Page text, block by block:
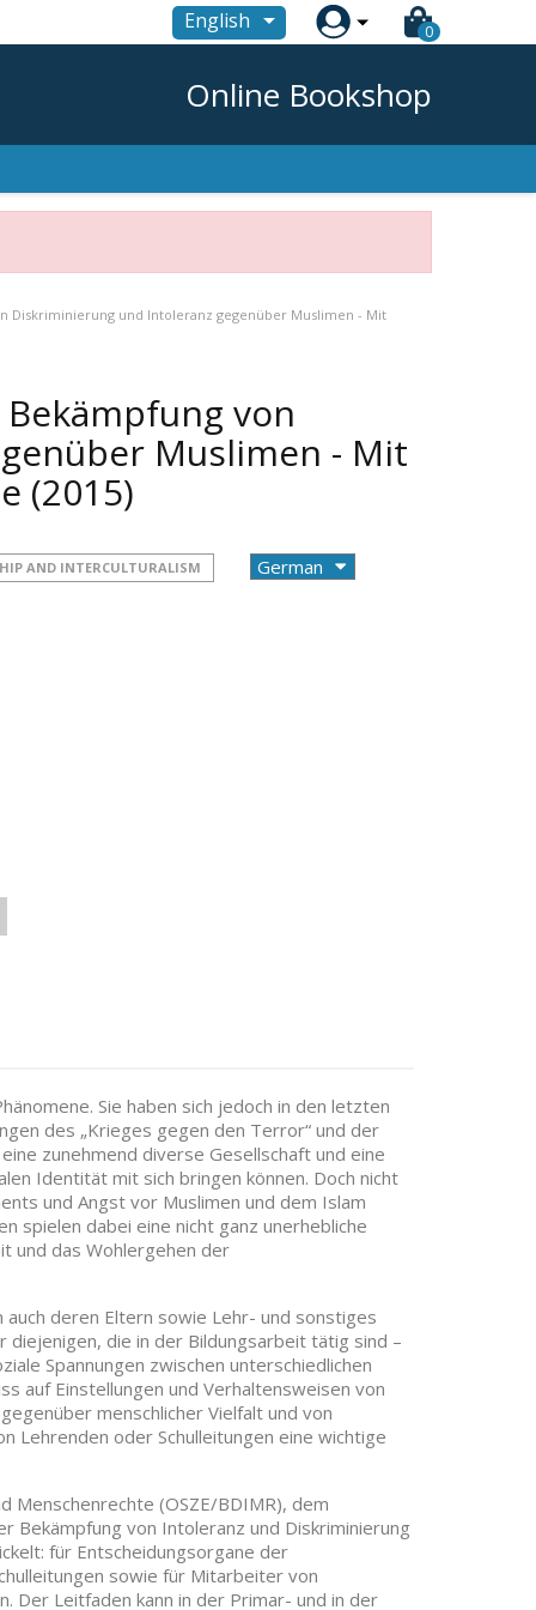
English  0
Online Bookshop
Diskriminierung und Intoleranz gegenüber Muslimen - Mit
von
Muslimen - Mit
(2015)
AND INTERCULTURALISM
Sie haben sich jedoch in den letzten
des „Krieges gegen den Terror“ und der
zunehmend diverse Gesellschaft und eine
Identität mit sich bringen können. Doch nicht
und Angst vor Muslimen und dem Islam
spielen dabei eine nicht ganz unerhebliche
und das Wohlergehen der
deren Eltern sowie Lehr- und sonstiges
diejenigen, die in der Bildungsarbeit tätig sind –
Spannungen zwischen unterschiedlichen
auf Einstellungen und Verhaltensweisen von
menschlicher Vielfalt und von
Lehrenden oder Schulleitungen eine wichtige
Menschenrechte (OSZE/BDIMR), dem
Bekämpfung von Intoleranz und Diskriminierung
für Entscheidungsorgane der
sowie für Mitarbeiter von
Der Leitfaden kann in der Primar- und in der